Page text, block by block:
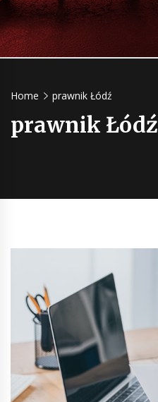
Home prawnik Łódź
prawnik Łódź